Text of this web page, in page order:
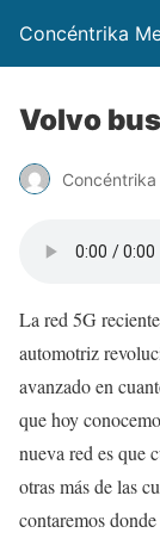
Concéntrika
Volvo
La red 5G
automotriz
avanzado en
que hoy
nueva red es que
otras más de las
contaremos